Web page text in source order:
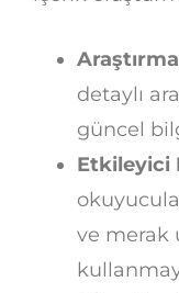
Araştırma
detaylı
güncel
Etkileyici
ve merak